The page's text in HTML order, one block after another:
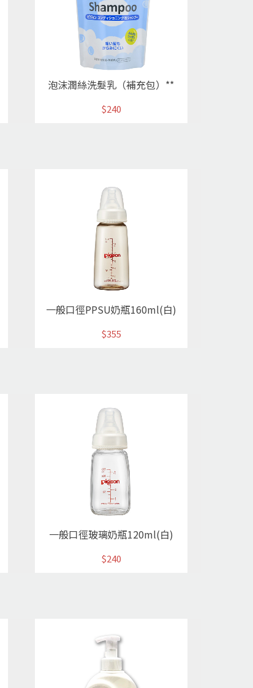
泡沫潤絲洗髮乳（補充包）**
$240
一般口徑PPSU奶瓶160ml(白)
$355
一般口徑玻璃奶瓶120ml(白)
$240